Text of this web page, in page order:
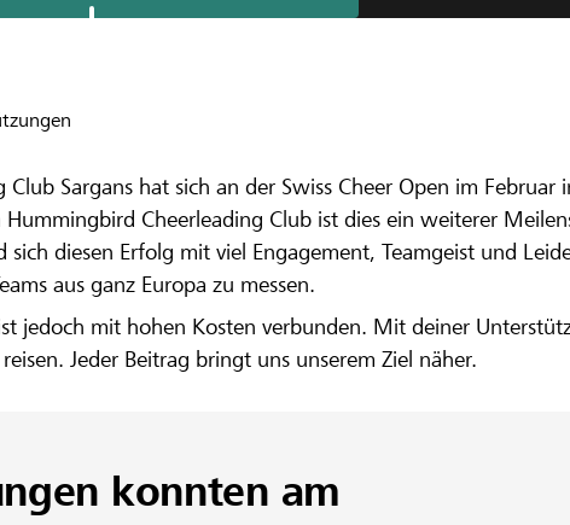
die
Sargans hat sich an der Swiss Cheer Open im
Cheerleading Club ist dies ein weiterer
diesen Erfolg mit viel Engagement, Teamgeist und
aus ganz Europa zu messen.
jedoch mit hohen Kosten verbunden. Mit deiner
Jeder Beitrag bringt uns unserem Ziel näher.
konnten am